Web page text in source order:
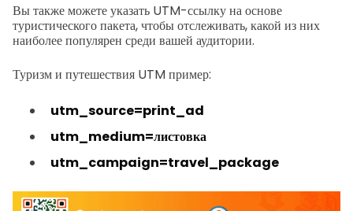
Вы также можете указать UTM-ссылку на основе
туристического пакета, чтобы отслеживать, какой из них
наиболее популярен среди вашей аудитории.
Туризм и путешествия UTM пример:
utm_source=print_ad
utm_medium=листовка
utm_campaign=travel_package